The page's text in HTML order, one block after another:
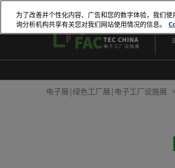
接
跳
容
电子展|绿色工厂展|电子工厂设施展
为了改善并个性化内容、广告和您的数字体验，我们
询分析机构共享有关您对我们网站使用情况的信息。